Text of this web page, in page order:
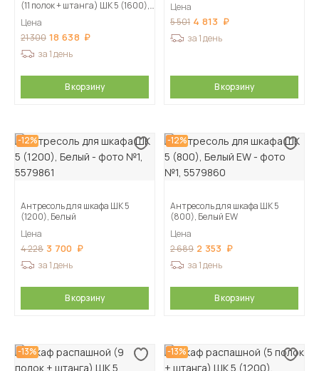
(11 полок + штанга) ШК 5 (1600),
Цена
21 300 18 638
за 1 день
В корзину
Цена
5 501 4 813
за 1 день
В корзину
-12%
Антресоль для шкафа ШК 5
(1200), Белый
Цена
4 228 3 700
за 1 день
В корзину
-12%
Антресоль для шкафа ШК 5
(800), Белый EW
Цена
2 689 2 353
за 1 день
В корзину
-13% -13%